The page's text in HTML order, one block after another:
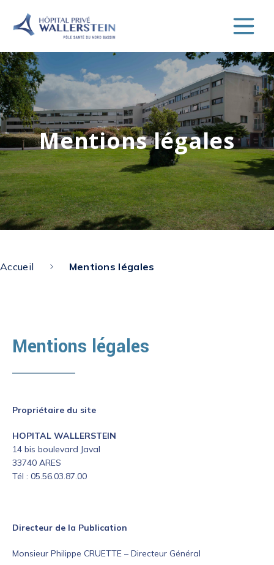
Mentions légales
Accueil Mentions légales
Mentions légales
Propriétaire du site
HOPITAL WALLERSTEIN
14 bis boulevard Javal
33740 ARES
Tél : 05.56.03.87.00
Directeur de la Publication
Monsieur Philippe CRUETTE – Directeur Général